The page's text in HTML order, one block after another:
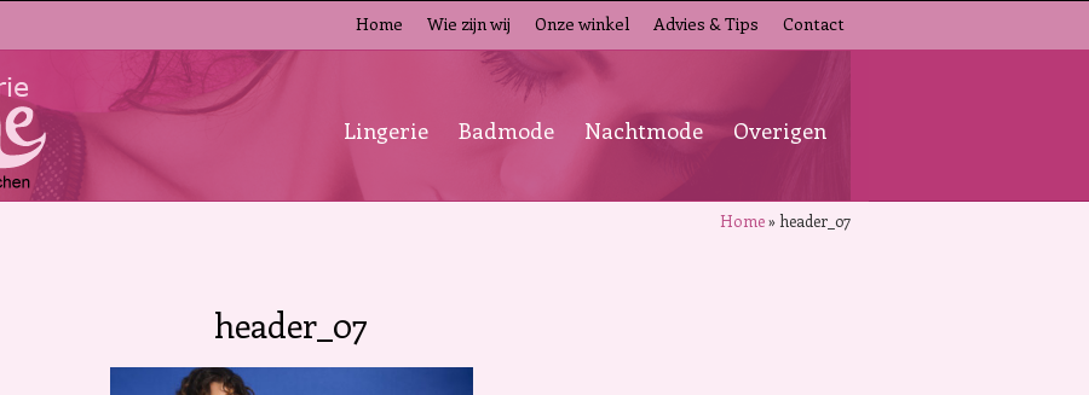
Home Wie zijn wij Onze winkel Advies & Tips Contact
Lingerie Badmode Nachtmode Overigen
Home» header_07
header_07